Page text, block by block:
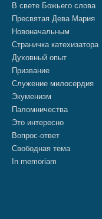
В свете Божьего слова
Пресвятая Дева Мария
Новоначальным
Страничка катехизатора
Духовный опыт
Призвание
Служение милосердия
Экуменизм
Паломничества
Это интересно
Вопрос-ответ
Свободная тема
In memoriam